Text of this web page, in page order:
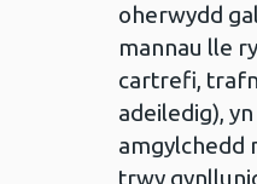
oherwydd
mannau lle
cartrefi,
adeiledig),
amgylchedd
trwy